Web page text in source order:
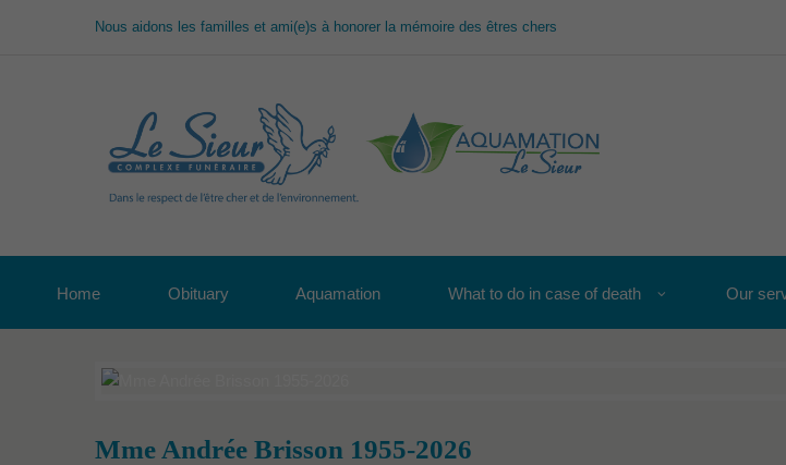
Nous aidons les familles et ami(e)s à honorer la mémoire des êtres chers
Home Obituary Aquamation What to do in case of death Our
Mme Andrée Brisson 1955-2026